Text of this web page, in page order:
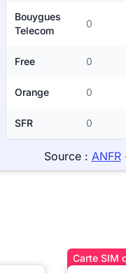
Bouygues
Telecom
0
Free 0
Orange 0
SFR 0
Source : ANFR
Carte SIM